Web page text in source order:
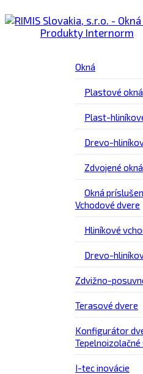
Produkty Internorm
Okná
Plastové okná
Plast-
Drevo-
Zdvojené okná
Okná
Vchodové dvere
Hliníkové
Drevo-
Zdvižno-
Terasové dvere
Konfigurátor
Tepelnoizolačné
I-tec inovácie